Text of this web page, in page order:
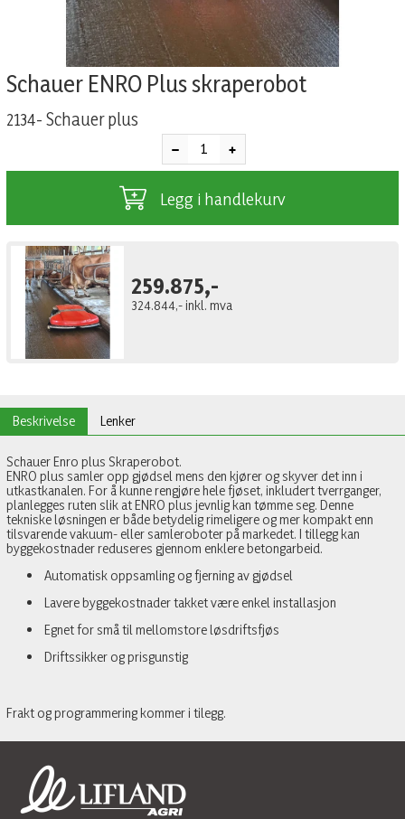
Schauer ENRO Plus skraperobot
2134- Schauer plus
Legg i handlekurv
259.875,-
324.844,-inkl. mva
Beskrivelse Lenker
Schauer Enro plus Skraperobot.
ENRO plus samler opp gjødsel mens den kjører og skyver det inn i
utkastkanalen. For å kunne rengjøre hele fjøset, inkludert tverrganger,
planlegges ruten slik at ENRO plus jevnlig kan tømme seg. Denne
tekniske løsningen er både betydelig rimeligere og mer kompakt enn
tilsvarende vakuum- eller samleroboter på markedet. I tillegg kan
byggekostnader reduseres gjennom enklere betongarbeid.
Automatisk oppsamling og fjerning av gjødsel
Lavere byggekostnader takket være enkel installasjon
Egnet for små til mellomstore løsdriftsfjøs
Driftssikker og prisgunstig
Frakt og programmering kommer i tilegg.